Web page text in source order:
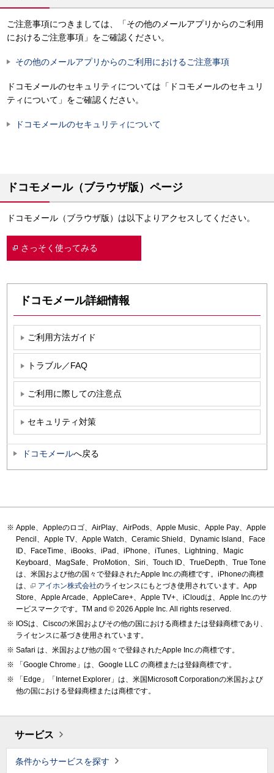
ご注意事項につきましては、「その他のメールアプリからのご利用
におけるご注意事項」をご確認ください。
その他のメールアプリからのご利用におけるご注意事項
ドコモメールのセキュリティについては「ドコモメールのセキュリ
ティについて」をご確認ください。
ドコモメールのセキュリティについて
ドコモメール（ブラウザ版）ページ
ドコモメール（ブラウザ版）は以下よりアクセスしてください。
さっそく使ってみる
ドコモメール詳細情報
ご利用方法ガイド
トラブル／FAQ
ご利用に際しての注意点
セキュリティ対策
ドコモメールへ戻る
Apple、Appleのロゴ、AirPlay、AirPods、Apple Music、Apple Pay、Apple
Pencil、Apple TV、Apple Watch、Ceramic Shield、Dynamic Island、Face
ID、FaceTime、iBooks、iPad、iPhone、iTunes、Lightning、Magic
Keyboard、MagSafe、ProMotion、Siri、Touch ID、TrueDepth、True Tone
は、米国および他の国々で登録されたApple Inc.の商標です。iPhoneの商標
は、
アイホン株式会社のライセンスにもとづき使用されています。App
Store、Apple Arcade、AppleCare+、Apple TV+、iCloudは、Apple Inc.のサ
ービスマークです。TM and © 2026 Apple Inc. All rights reserved.
IOSは、Ciscoの米国およびその他の国における商標または登録商標であり、
ライセンスに基づき使用されています。
Safari は、米国および他の国々で登録されたApple Inc.の商標です。
「Google Chrome」は、Google LLC の商標または登録商標です。
「Edge」「Internet Explorer」は、米国Microsoft Corporationの米国および
他の国における登録商標または商標です。
サービス
条件からサービスを探す